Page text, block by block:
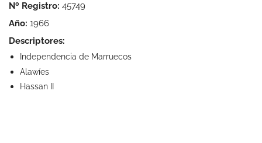
Nº Registro: 45749
Año: 1966
Descriptores:
Independencia de Marruecos
Alawíes
Hassan II